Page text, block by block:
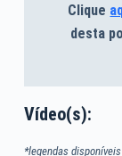
Clique
desta
Vídeo(s):
*legendas